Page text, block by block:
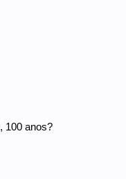
100 anos?